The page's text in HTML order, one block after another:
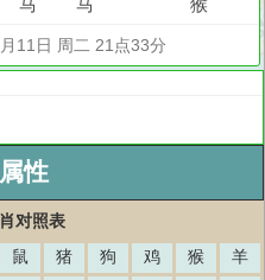
性
对照表
鼠 猪 狗 鸡 猴
羊